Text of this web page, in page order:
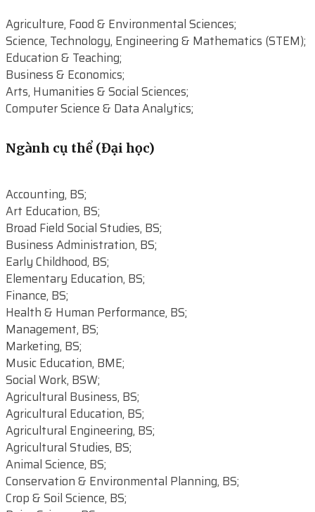
Agriculture, Food & Environmental Sciences;
Science, Technology, Engineering & Mathematics (STEM);
Education & Teaching;
Business & Economics;
Arts, Humanities & Social Sciences;
Computer Science & Data Analytics;
Ngành cụ thể (Đại học)
Accounting, BS;
Art Education, BS;
Broad Field Social Studies, BS;
Business Administration, BS;
Early Childhood, BS;
Elementary Education, BS;
Finance, BS;
Health & Human Performance, BS;
Management, BS;
Marketing, BS;
Music Education, BME;
Social Work, BSW;
Agricultural Business, BS;
Agricultural Education, BS;
Agricultural Engineering, BS;
Agricultural Studies, BS;
Animal Science, BS;
Conservation & Environmental Planning, BS;
Crop & Soil Science, BS;